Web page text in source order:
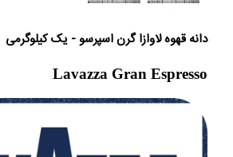
دانه قهوه لاوازا گرن اسپرسو - یک کیلوگرمی
Lavazza Gran Espresso